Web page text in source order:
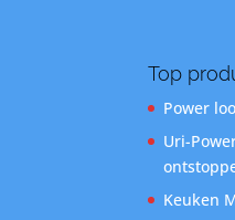
Top
Power
Uri-
Keuken